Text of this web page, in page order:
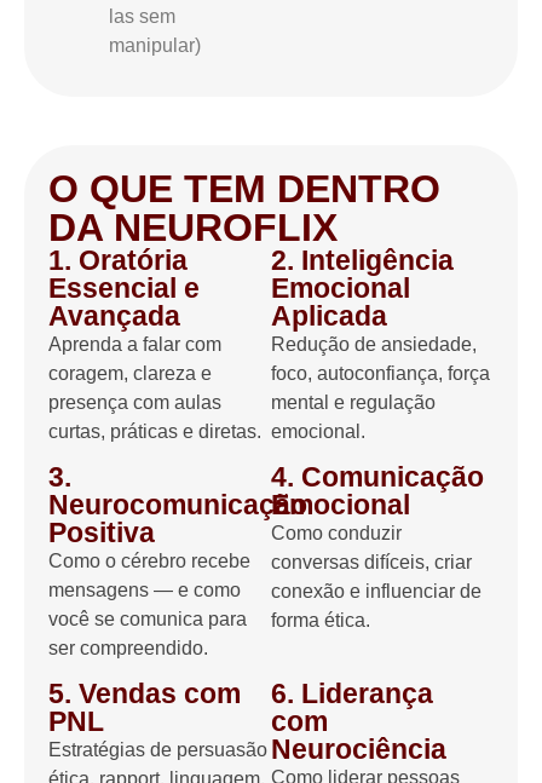
las sem
manipular)
O QUE TEM DENTRO
DA NEUROFLIX
1. Oratória
Essencial e
Avançada
Aprenda a falar com
coragem, clareza e
presença com aulas
curtas, práticas e diretas.
2. Inteligência
Emocional
Aplicada
Redução de ansiedade,
foco, autoconfiança, força
mental e regulação
emocional.
3.
Neurocomunicação
Positiva​
Como o cérebro recebe
mensagens — e como
você se comunica para
ser compreendido.
4. Comunicação
Emocional
Como conduzir
conversas difíceis, criar
conexão e influenciar de
forma ética.
5. Vendas com
PNL
Estratégias de persuasão
6. Liderança
com
Neurociência
Como liderar pessoas